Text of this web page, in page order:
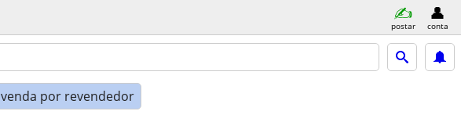
postar conta
venda por revendedor